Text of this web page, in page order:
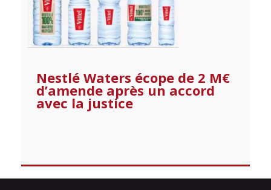
Nestlé Waters écope de 2 M€
d’amende après un accord
avec la justice